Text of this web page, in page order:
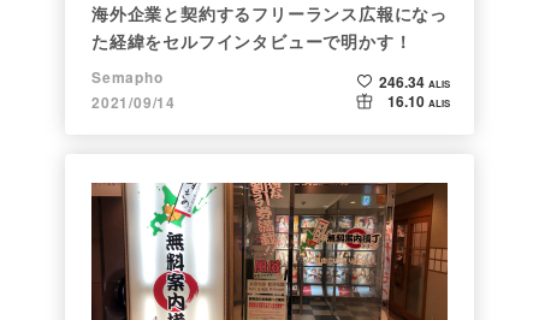
海外企業と契約するフリーランス広報になっ
た経緯をセルフインタビューで明かす！
Semapho
2021/09/14
246.34 ALIS
16.10 ALIS